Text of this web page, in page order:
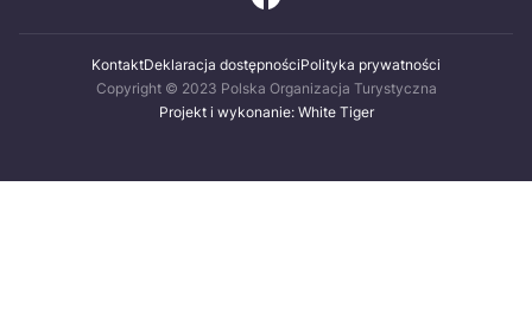
KontaktDeklaracja dostępnościPolityka prywatności
Copyright © 2023 Polska Organizacja Turystyczna
Projekt i wykonanie: White Tiger